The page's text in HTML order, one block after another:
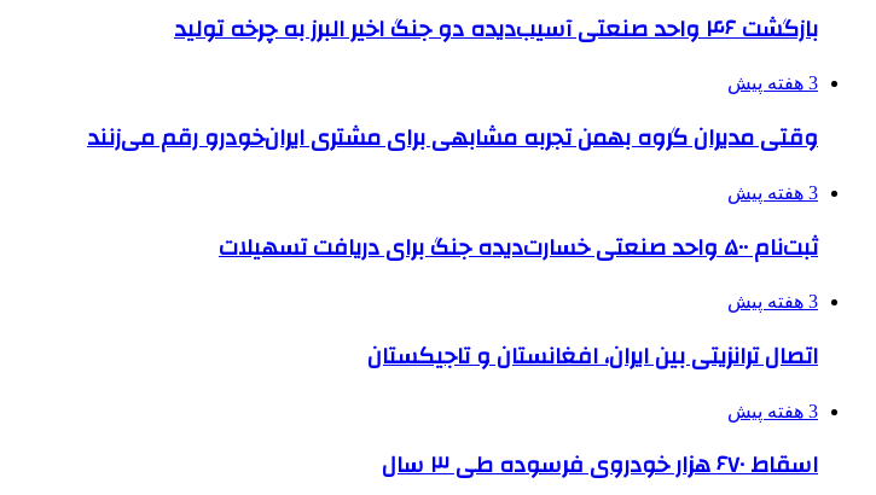
بازگشت ۴۶ واحد صنعتی آسیب‌دیده دو جنگ اخیر البرز به چرخه تولید
3 هفته پیش
وقتی مدیران گروه بهمن تجربه مشابهی برای مشتری ایران‌خودرو رقم می‌زنند
3 هفته پیش
ثبت‌نام ۵۰۰ واحد صنعتی خسارت‌دیده جنگ برای دریافت تسهیلات
3 هفته پیش
اتصال ترانزیتی بین ایران، افغانستان و تاجیکستان
3 هفته پیش
اسقاط ۶۷۰ هزار خودروی فرسوده طی ۳ سال